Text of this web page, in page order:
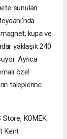
sunulan
magnet, kupa ve
yaklaşık 240
Ayrıca
özel
taleplerine
Store, KOMEK
Kent